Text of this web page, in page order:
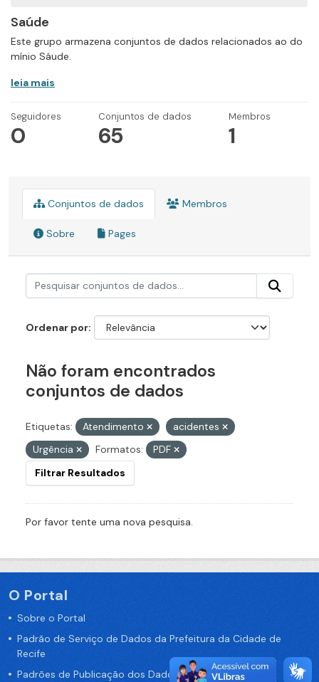
Saúde
Este grupo armazena conjuntos de dados relacionados ao do
mínio Sáude.
leia mais
Seguidores
0
Conjuntos de dados
65
Membros
1
Conjuntos de dados Membros
Sobre Pages
Ordenar por
Não foram encontrados
conjuntos de dados
Etiquetas: Atendimento
acidentes
Urgência
Formatos:
PDF
Filtrar Resultados
Por favor tente uma nova pesquisa.
O Portal
Sobre o Portal
Padrão de Serviço de Dados da Prefeitura da Cidade de
Recife
Padrões de Publicação dos Dados no Portal de Dados